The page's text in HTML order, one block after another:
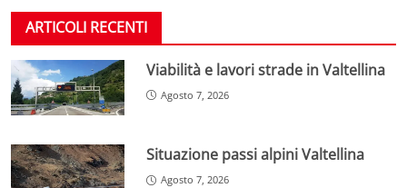
ARTICOLI RECENTI
Viabilità e lavori strade in Valtellina
Agosto 7, 2026
Situazione passi alpini Valtellina
Agosto 7, 2026